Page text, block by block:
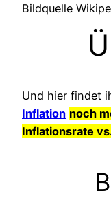
Bildquelle
Und hier findet
Inflation noch
Inflationsrate